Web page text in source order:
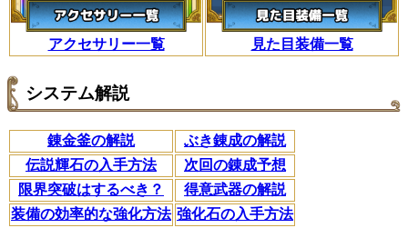
アクセサリー一覧 見た目装備一覧
システム解説
錬金釜の解説
ぶき錬成の解説
伝説輝石の入手方法
次回の錬成予想
限界突破はするべき？
得意武器の解説
装備の効率的な強化方法 強化石の入手方法